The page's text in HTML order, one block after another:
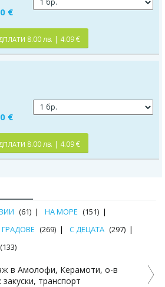
€
8.00 лв. | 4.09 €
€
8.00 лв. | 4.09 €
(61) НА МОРЕ (151)
ГРАДОВЕ (269) С ДЕЦАТА (297)
(133)
в Амолофи, Керамоти, о-в
транспорт